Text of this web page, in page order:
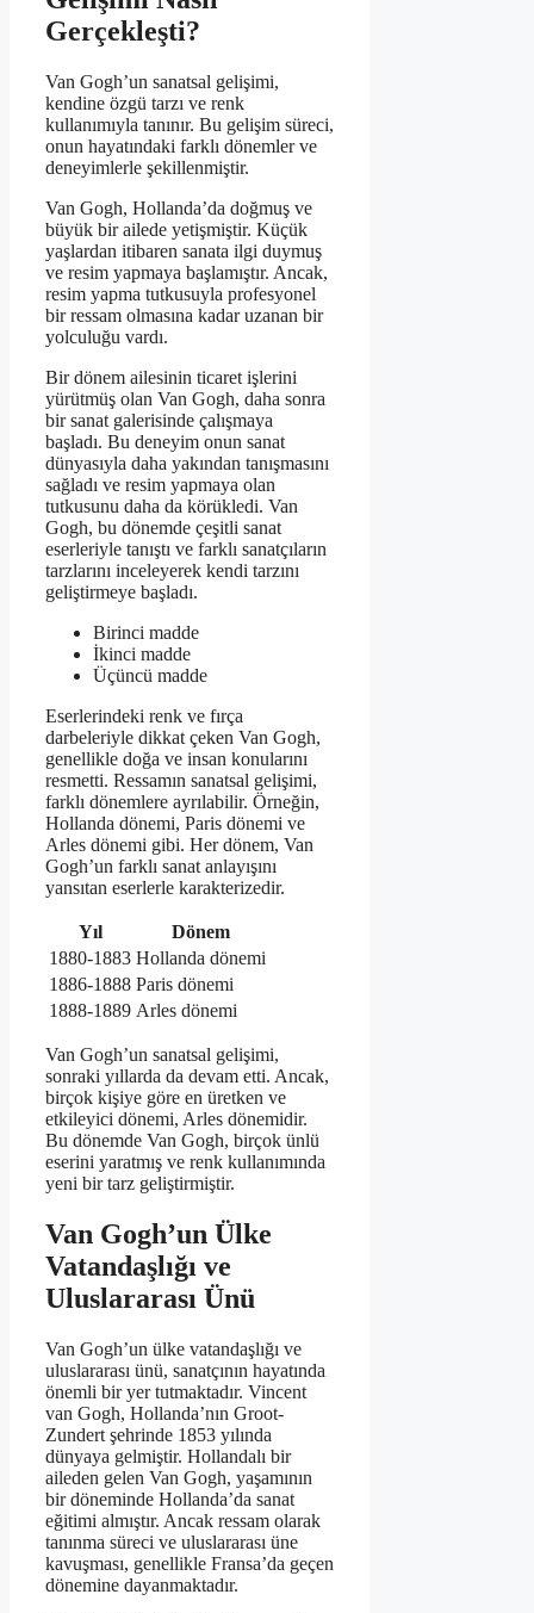
Gerçekleşti?
Van Gogh’un sanatsal gelişimi,
kendine özgü tarzı ve renk
kullanımıyla tanınır. Bu gelişim süreci,
onun hayatındaki farklı dönemler ve
deneyimlerle şekillenmiştir.
Van Gogh, Hollanda’da doğmuş ve
büyük bir ailede yetişmiştir. Küçük
yaşlardan itibaren sanata ilgi duymuş
ve resim yapmaya başlamıştır. Ancak,
resim yapma tutkusuyla profesyonel
bir ressam olmasına kadar uzanan bir
yolculuğu vardı.
Bir dönem ailesinin ticaret işlerini
yürütmüş olan Van Gogh, daha sonra
bir sanat galerisinde çalışmaya
başladı. Bu deneyim onun sanat
dünyasıyla daha yakından tanışmasını
sağladı ve resim yapmaya olan
tutkusunu daha da körükledi. Van
Gogh, bu dönemde çeşitli sanat
eserleriyle tanıştı ve farklı sanatçıların
tarzlarını inceleyerek kendi tarzını
geliştirmeye başladı.
Birinci madde
İkinci madde
Üçüncü madde
Eserlerindeki renk ve fırça
darbeleriyle dikkat çeken Van Gogh,
genellikle doğa ve insan konularını
resmetti. Ressamın sanatsal gelişimi,
farklı dönemlere ayrılabilir. Örneğin,
Hollanda dönemi, Paris dönemi ve
Arles dönemi gibi. Her dönem, Van
Gogh’un farklı sanat anlayışını
yansıtan eserlerle karakterizedir.
Yıl
Dönem
1880-1883 Hollanda dönemi
1886-1888 Paris dönemi
1888-1889 Arles dönemi
Van Gogh’un sanatsal gelişimi,
sonraki yıllarda da devam etti. Ancak,
birçok kişiye göre en üretken ve
etkileyici dönemi, Arles dönemidir.
Bu dönemde Van Gogh, birçok ünlü
eserini yaratmış ve renk kullanımında
yeni bir tarz geliştirmiştir.
Van Gogh’un Ülke
Vatandaşlığı ve
Uluslararası Ünü
Van Gogh’un ülke vatandaşlığı ve
uluslararası ünü, sanatçının hayatında
önemli bir yer tutmaktadır. Vincent
van Gogh, Hollanda’nın Groot-
Zundert şehrinde 1853 yılında
dünyaya gelmiştir. Hollandalı bir
aileden gelen Van Gogh, yaşamının
bir döneminde Hollanda’da sanat
eğitimi almıştır. Ancak ressam olarak
tanınma süreci ve uluslararası üne
kavuşması, genellikle Fransa’da geçen
dönemine dayanmaktadır.